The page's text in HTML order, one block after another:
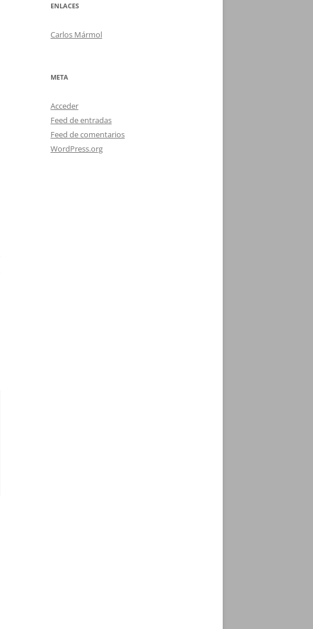
ENLACES
Carlos Mármol
META
Acceder
Feed de entradas
Feed de comentarios
WordPress.org